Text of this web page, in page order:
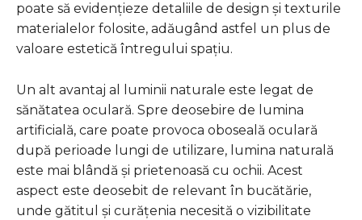
poate să evidențieze detaliile de design și texturile
materialelor folosite, adăugând astfel un plus de
valoare estetică întregului spațiu.
Un alt avantaj al luminii naturale este legat de
sănătatea oculară. Spre deosebire de lumina
artificială, care poate provoca oboseală oculară
după perioade lungi de utilizare, lumina naturală
este mai blândă și prietenoasă cu ochii. Acest
aspect este deosebit de relevant în bucătărie,
unde gătitul și curățenia necesită o vizibilitate